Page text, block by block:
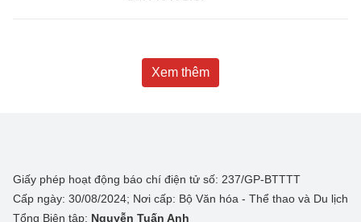
Xem thêm
Giấy phép hoạt động báo chí điện tử số: 237/GP-BTTTT
Cấp ngày: 30/08/2024; Nơi cấp: Bộ Văn hóa - Thể thao và Du lịch
Tổng Biên tập: Nguyễn Tuấn Anh